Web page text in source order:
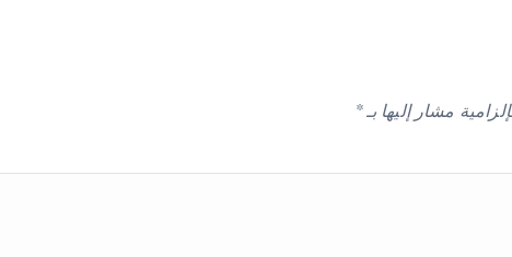
مشار إليها بـ*